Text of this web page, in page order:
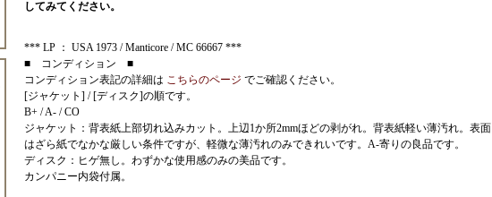
してみてください。
*** LP ： USA 1973 / Manticore / MC 66667 ***
■ コンディション ■
コンディション表記の詳細は こちらのページ でご確認ください。
[ジャケット] / [ディスク]の順です。
B+ / A- / CO
ジャケット：背表紙上部切れ込みカット。上辺1か所2mmほどの剥がれ。背表紙軽い薄汚れ。表面
はざら紙でなかな厳しい条件ですが、軽微な薄汚れのみできれいです。A-寄りの良品です。
ディスク：ヒゲ無し。わずかな使用感のみの美品です。
カンパニー内袋付属。